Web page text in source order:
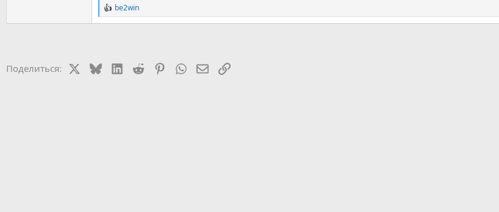
Р
е
be2win
Поделиться: BlueskyLinkedIn
Reddit PinterestWhatsApp
Электронная почта
Ссылка